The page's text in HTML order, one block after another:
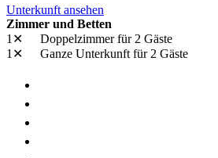
Unterkunft ansehen
Zimmer und Betten
1✕
Doppelzimmerfür 2 Gäste
1✕
Ganze Unterkunftfür 2 Gäste